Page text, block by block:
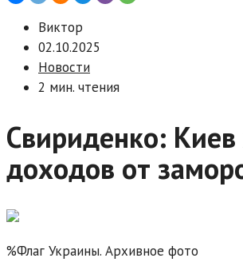
Виктор
02.10.2025
Новости
2 мин. чтения
Свириденко:
доходов от
%Флаг Украины. Архивное фото